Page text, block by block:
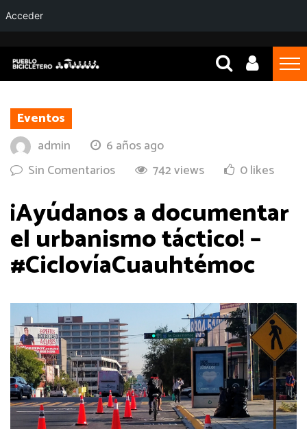
Eventos
admin
6 años ago
Sin Comentarios
742 views 0 likes
¡Ayúdanos a documentar
el urbanismo táctico! –
#CiclovíaCuauhtémoc
Acceder